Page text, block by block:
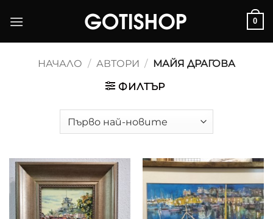
0
НАЧАЛО / АВТОРИ / МАЙЯ ДРАГОВА
ФИЛТЪР